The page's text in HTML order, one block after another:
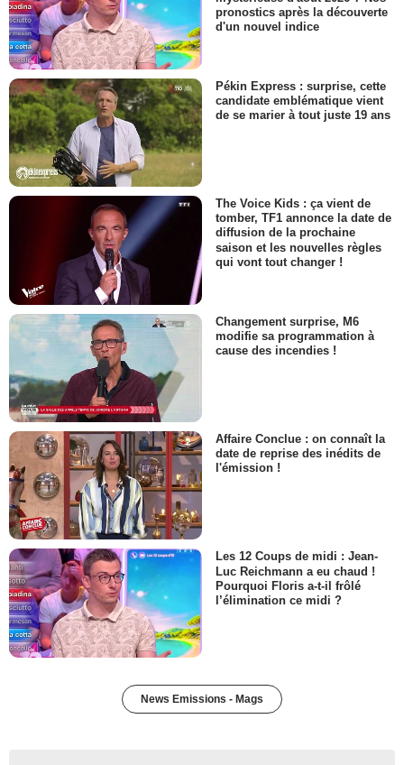
pronostics après la découverte
d'un nouvel indice
Pékin Express : surprise, cette
candidate emblématique vient
de se marier à tout juste 19 ans
The Voice Kids : ça vient de
tomber, TF1 annonce la date de
diffusion de la prochaine
saison et les nouvelles règles
qui vont tout changer !
Changement surprise, M6
modifie sa programmation à
cause des incendies !
Affaire Conclue : on connaît la
date de reprise des inédits de
l'émission !
Les 12 Coups de midi : Jean-
Luc Reichmann a eu chaud !
Pourquoi Floris a-t-il frôlé
l’élimination ce midi ?
News Emissions - Mags